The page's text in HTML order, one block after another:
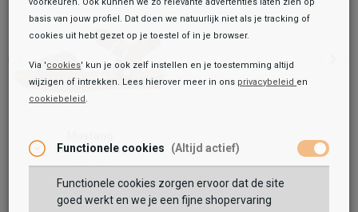
Sandalen Plat
49,99
44,99
Maat:
Sandalen Plat
Toegevoegd aan je winkeltas!
basis van jouw profiel. Dat doen we natuurlijk niet als je tracking of
cookies uit hebt gezet op je toestel of in je browser.
Via 'cookies' kun je ook zelf instellen en je toestemming altijd
wijzigen of intrekken. Lees hierover meer in ons privacybeleid en
cookiebeleid.
Functionele cookies (Altijd actief)
Functionele cookies zorgen ervoor dat de site
goed werkt en we je een fijne shopervaring